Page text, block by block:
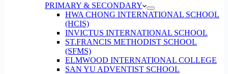
PRIMARY & SECONDARY
HWA CHONG INTERNATIONAL SCHOOL
(HCIS)
INVICTUS INTERNATIONAL SCHOOL
ST.FRANCIS METHODIST SCHOOL
(SFMS)
ELMWOOD INTERNATIONAL COLLEGE
SAN YU ADVENTIST SCHOOL